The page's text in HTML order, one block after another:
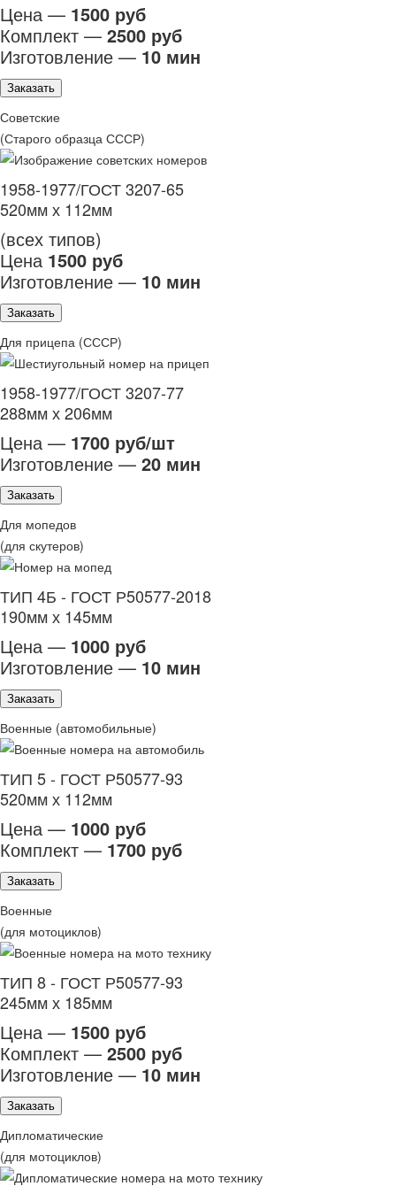
Цена — 1500 руб
Комплект — 2500 руб
Изготовление — 10 мин
Заказать
Советские
(Старого образца СССР)
1958-1977/ГОСТ 3207-65
520мм х 112мм
(всех типов)
Цена 1500 руб
Изготовление — 10 мин
Заказать
Для прицепа (СССР)
1958-1977/ГОСТ 3207-77
288мм х 206мм
Цена — 1700 руб/шт
Изготовление — 20 мин
Заказать
Для мопедов
(для скутеров)
ТИП 4Б - ГОСТ Р50577-2018
190мм х 145мм
Цена — 1000 руб
Изготовление — 10 мин
Заказать
Военные (автомобильные)
ТИП 5 - ГОСТ Р50577-93
520мм х 112мм
Цена — 1000 руб
Комплект — 1700 руб
Заказать
Военные
(для мотоциклов)
ТИП 8 - ГОСТ Р50577-93
245мм х 185мм
Цена — 1500 руб
Комплект — 2500 руб
Изготовление — 10 мин
Заказать
Дипломатические
(для мотоциклов)